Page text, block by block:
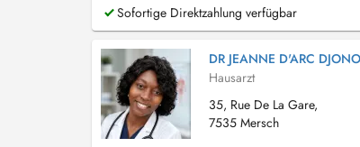
Sofortige Direktzahlung verfügbar
DR JEANNE D'ARC
Hausarzt
35, Rue De La Gare,
7535 Mersch